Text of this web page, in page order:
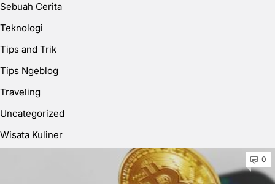
Sebuah Cerita
Teknologi
Tips and Trik
Tips Ngeblog
Traveling
Uncategorized
Wisata Kuliner
0